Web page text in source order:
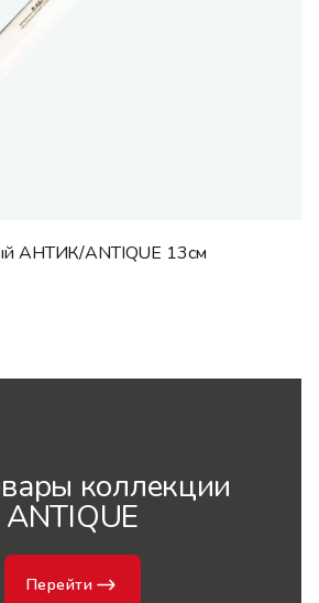
АНТИК/ANTIQUE 13см
коллекции
ANTIQUE
Перейти